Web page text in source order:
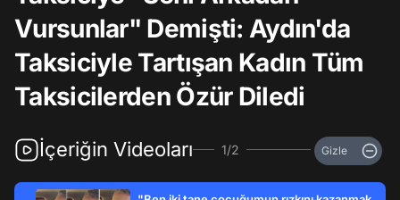
Vursunlar" Demişti: Aydın'da
Taksiciyle Tartışan Kadın Tüm
Taksicilerden Özür Diledi
İçeriğin Videoları 1/2 Gizle